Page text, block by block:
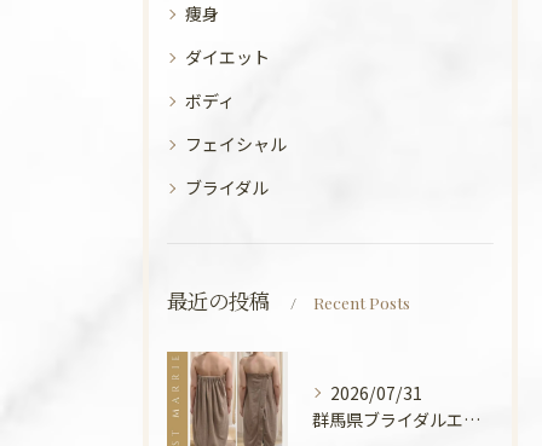
痩身
ダイエット
ボディ
フェイシャル
ブライダル
最近の投稿 Recent Posts
2026/07/31
群馬県ブライダルエステ💍